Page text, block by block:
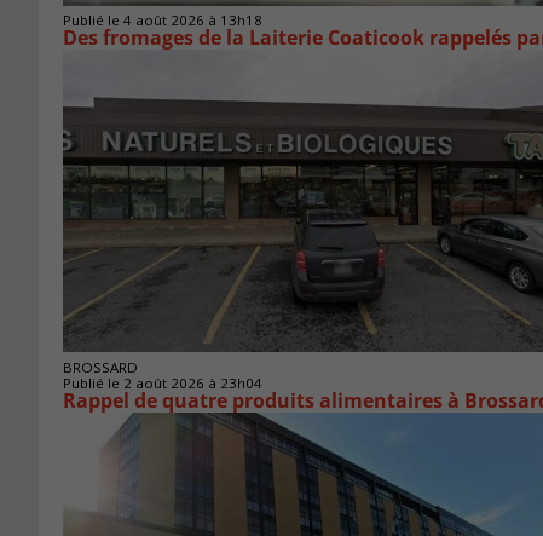
Publié le 4 août 2026 à 13h18
Des fromages de la Laiterie Coaticook rappelés
BROSSARD
Publié le 2 août 2026 à 23h04
Rappel de quatre produits alimentaires à